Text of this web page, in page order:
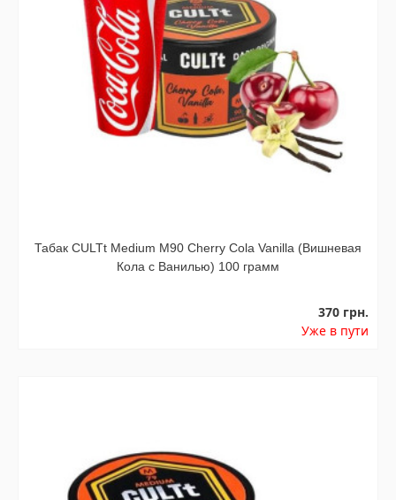
Табак CULTt Medium M90 Cherry Cola Vanilla (Вишневая
Кола с Ванилью) 100 грамм
370 грн.
Уже в пути